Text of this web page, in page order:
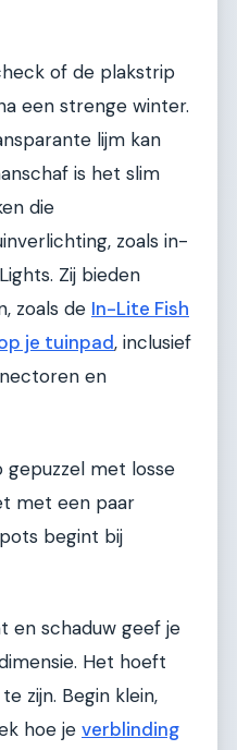
of de plakstrip
een strenge winter.
lijm kan
is het slim
die
zoals in-
Zij bieden
zoals de In-Lite Fish
je tuinpad, inclusief
en
met losse
met een paar
begint bij
en schaduw geef je
Het hoeft
zijn. Begin klein,
hoe je verblinding